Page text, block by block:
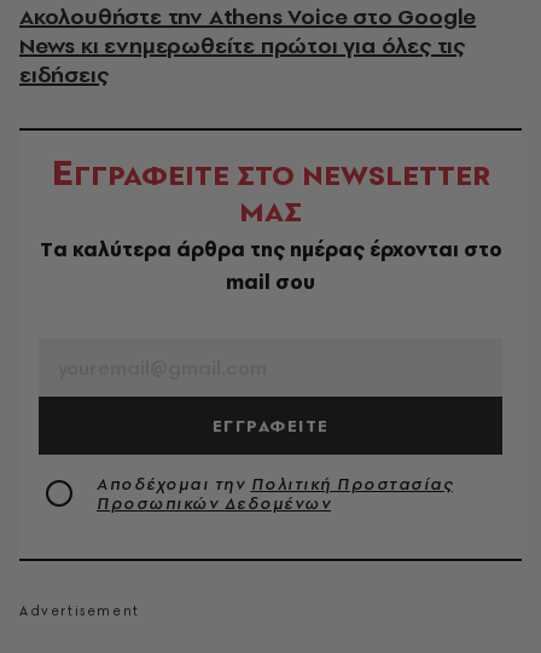
Ακολουθήστε την Athens Voice στο Google
News κι ενημερωθείτε πρώτοι για όλες τις
ειδήσεις
ΕΓΓΡΑΦΕΙΤΕ ΣΤΟ NEWSLETTER
ΜΑΣ
Tα καλύτερα άρθρα της ημέρας έρχονται στο
mail σου
ΕΓΓΡΑΦΕΙΤΕ
Αποδέχομαι την Πολιτική Προστασίας
Προσωπικών Δεδομένων